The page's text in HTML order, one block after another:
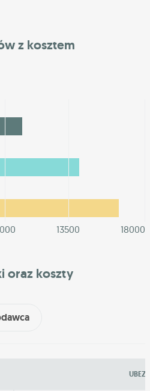
z kosztem
13500 18000
oraz koszty